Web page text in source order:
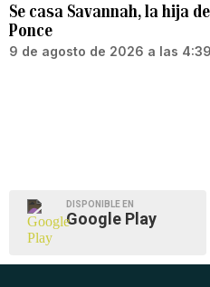
Se casa Savannah, la hija
Ponce
9 de agosto de 2026 a las
DISPONIBLE EN
Google Play